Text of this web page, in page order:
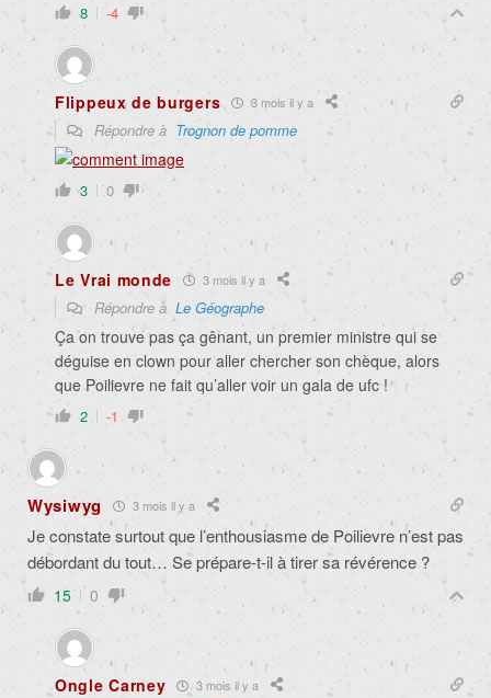
8 -4
Flippeux de burgers 3 mois il y a
Répondre à Trognon de pomme
3 0
Le Vrai monde 3 mois il y a
Répondre à Le Géographe
Ça on trouve pas ça gênant, un premier ministre qui se
déguise en clown pour aller chercher son chèque, alors
que Poilievre ne fait qu’aller voir un gala de ufc !
2 -1
Wysiwyg 3 mois il y a
Je constate surtout que l’enthousiasme de Poilievre n’est pas
débordant du tout… Se prépare-t-il à tirer sa révérence ?
15 0
Ongle Carney 3 mois il y a